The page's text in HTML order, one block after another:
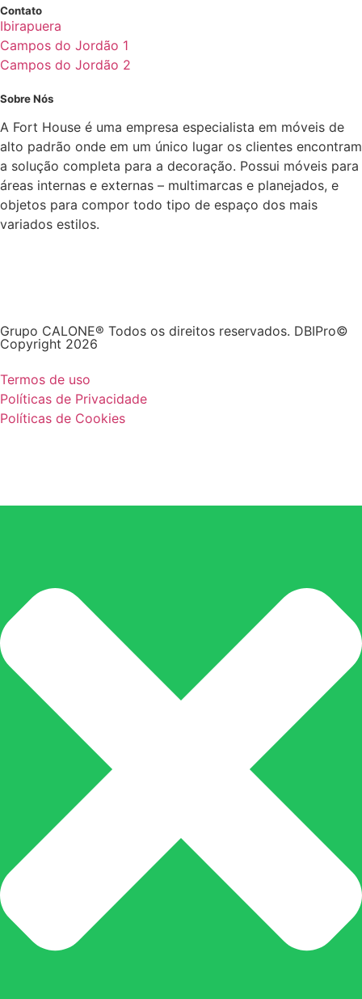
Contato
Ibirapuera
Campos do Jordão 1
Campos do Jordão 2
Sobre Nós
A Fort House é uma empresa especialista em móveis de
alto padrão onde em um único lugar os clientes encontram
a solução completa para a decoração. Possui móveis para
áreas internas e externas – multimarcas e planejados, e
objetos para compor todo tipo de espaço dos mais
variados estilos.
Grupo CALONE® Todos os direitos reservados. DBIPro©
Copyright 2026
Termos de uso
Políticas de Privacidade
Políticas de Cookies